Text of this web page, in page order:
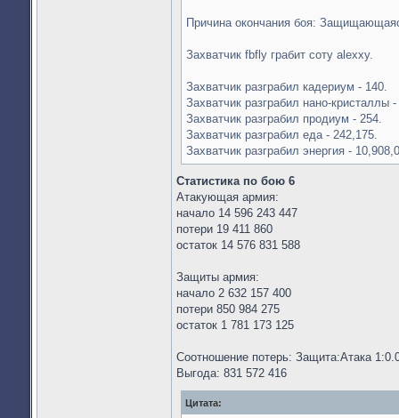
Причина окончания боя:
Захватчик fbfly грабит соту alexxy.
Захватчик разграбил кадериум - 140.
Захватчик разграбил нано-кристаллы
Захватчик разграбил продиум - 254.
Захватчик разграбил еда - 242,175.
Захватчик разграбил энергия -
Статистика по бою 6
Атакующая армия:
начало 14 596 243 447
потери 19 411 860
остаток 14 576 831 588
Защиты армия:
начало 2 632 157 400
потери 850 984 275
остаток 1 781 173 125
Соотношение потерь: Защита:Атака
Выгода: 831 572 416
Цитата: